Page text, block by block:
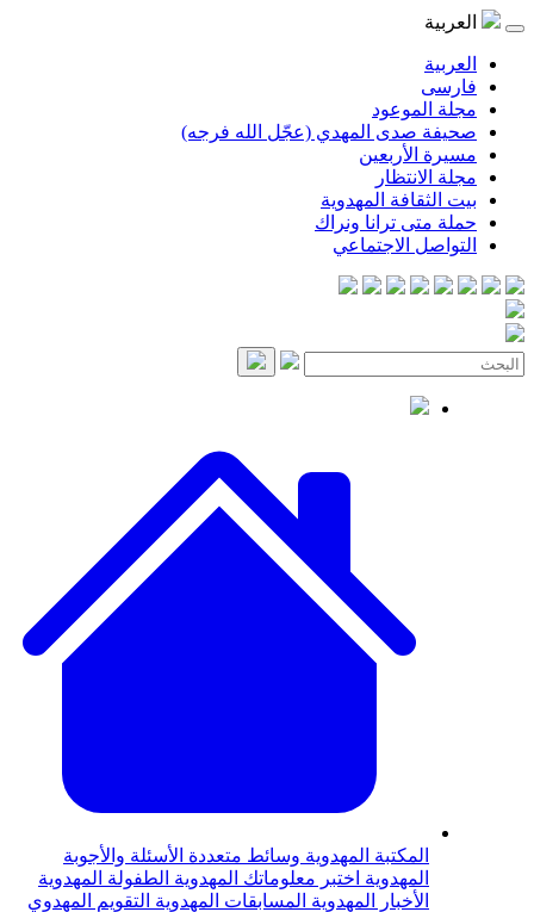
العربية
العربية
فارسی
مجلة الموعود
صحيفة صدى المهدي (عجّل الله فرجه)
مسيرة الأربعين
مجلة الانتظار
بيت الثقافة المهدوية
حملة متى ترانا ونراك
التواصل الاجتماعي
المكتبة المهدوية وسائط متعددة الأسئلة والأجوبة
المهدوية اختبر معلوماتك المهدوية الطفولة المهدوية
الأخبار المهدوية المسابقات المهدوية التقويم المهدوي